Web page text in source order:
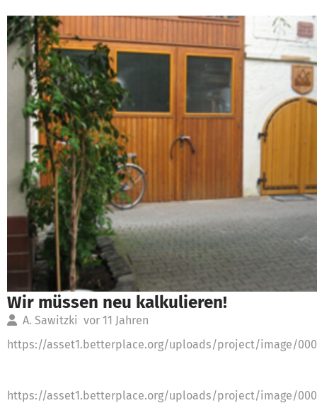
Wir müssen neu kalkulieren!
A. Sawitzki vor 11 Jahren
https://asset1.betterplace.org/uploads/project/image/
https://asset1.betterplace.org/uploads/project/image/